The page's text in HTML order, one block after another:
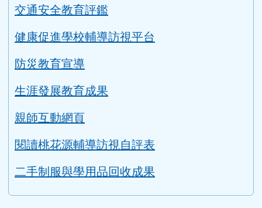
交通安全教育評鑑
健康促進學校輔導訪視平台
防災教育宣導
生涯發展教育成果
親師互動網頁
閱讀桃花源輔導訪視自評表
二手制服與學用品回收成果